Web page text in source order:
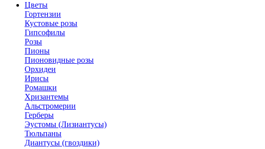
Цветы
Гортензии
Кустовые розы
Гипсофилы
Розы
Пионы
Пионовидные розы
Орхидеи
Ирисы
Ромашки
Хризантемы
Альстромерии
Герберы
Эустомы (Лизиантусы)
Тюльпаны
Диантусы (гвоздики)